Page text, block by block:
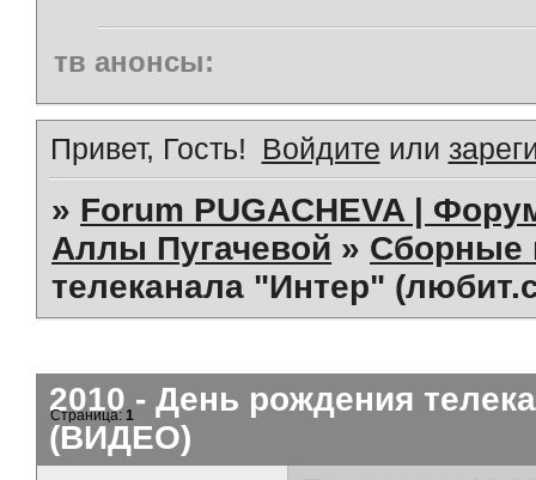
тв анонсы:
Привет, Гость! Войдите или
» Forum PUGACHEVA |
Аллы Пугачевой » Сборные
телеканала "Интер"
2010 - День рождения
(ВИДЕО)
Страница:1